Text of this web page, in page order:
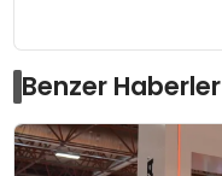
Benzer Haberler